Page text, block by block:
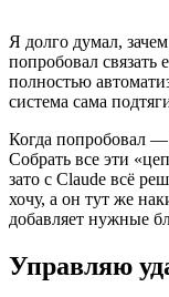
Я долго думал,
попробовал связать
полностью
система сама
Когда попробовал —
Собрать все эти
зато с Claude всё
хочу, а он тут же
добавляет нужные
Управляю